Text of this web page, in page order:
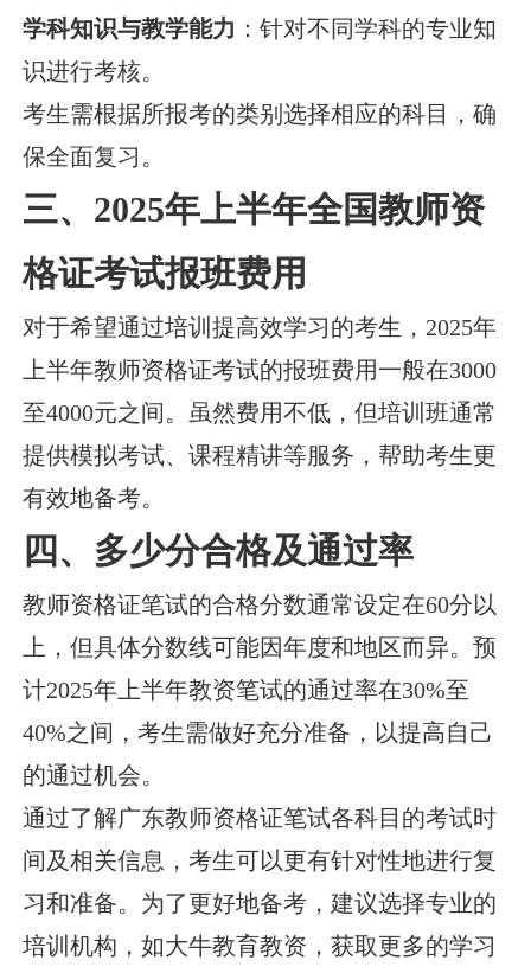
学科知识与教学能力 ：针对不同学科的专业知
识进行考核。
考生需根据所报考的类别选择相应的科目，确
保全面复习。
三、2025年上半年全国教师资
格证考试报班费用
对于希望通过培训提高效学习的考生，2025年
上半年教师资格证考试的报班费用一般在3000
至4000元之间。虽然费用不低，但培训班通常
提供模拟考试、课程精讲等服务，帮助考生更
有效地备考。
四、多少分合格及通过率
教师资格证笔试的合格分数通常设定在60分以
上，但具体分数线可能因年度和地区而异。预
计2025年上半年教资笔试的通过率在30%至
40%之间，考生需做好充分准备，以提高自己
的通过机会。
通过了解广东教师资格证笔试各科目的考试时
间及相关信息，考生可以更有针对性地进行复
习和准备。为了更好地备考，建议选择专业的
培训机构，如大牛教育教资，获取更多的学习